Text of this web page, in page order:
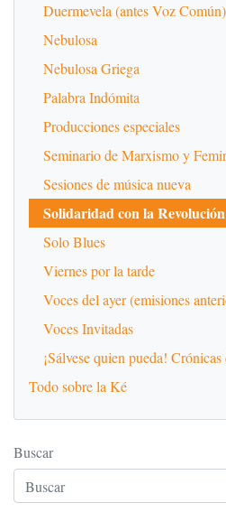
Duermevela (antes Voz Común)
Nebulosa
Nebulosa Griega
Palabra Indómita
Producciones especiales
Seminario de Marxismo y
Sesiones de música nueva
Solidaridad con la
Solo Blues
Viernes por la tarde
Voces del ayer (emisiones
Voces Invitadas
¡Sálvese quien pueda!
Todo sobre la Ké
Buscar